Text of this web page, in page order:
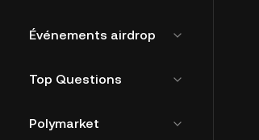
Événements airdrop
Top Questions
Polymarket